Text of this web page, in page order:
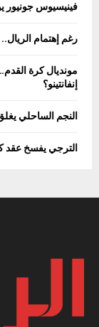
فينيسيوس جونيور
رغم إهتمام
مونديال كرة
إنفانتينو؟
النجم الساحلي
الترجي يفسخ عقد